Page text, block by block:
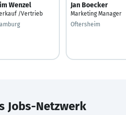
Wenzel
/Vertrieb
Jan Boecker
Marketing Manager
Oftersheim
Jobs-Netzwerk